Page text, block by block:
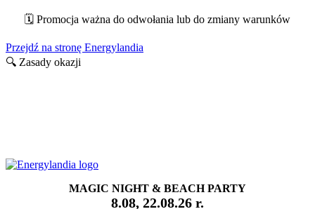
🗓️ Promocja ważna do odwołania lub do zmiany warunków
Przejdź na stronę Energylandia
🔍 Zasady okazji
MAGIC NIGHT & BEACH PARTY
8.08, 22.08.26 r.